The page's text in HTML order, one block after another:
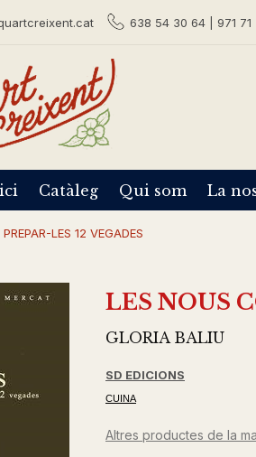
638 54 30 64 | 971 71
Catàleg Qui som La
LES 12 VEGADES
LES NOUS
GLORIA BALIU
SD EDICIONS
CUINA
Altres productes de la